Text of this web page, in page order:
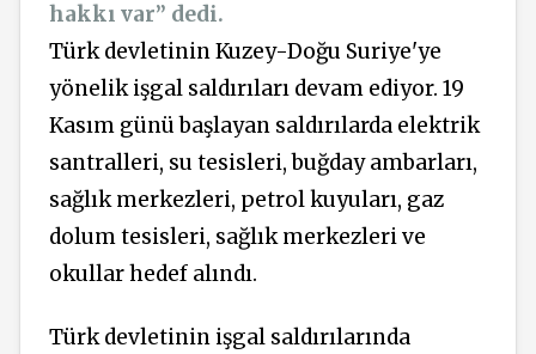
hakkı var” dedi.
Türk devletinin Kuzey-Doğu Suriye'ye
yönelik işgal saldırıları devam ediyor. 19
Kasım günü başlayan saldırılarda elektrik
santralleri, su tesisleri, buğday ambarları,
sağlık merkezleri, petrol kuyuları, gaz
dolum tesisleri, sağlık merkezleri ve
okullar hedef alındı.
Türk devletinin işgal saldırılarında